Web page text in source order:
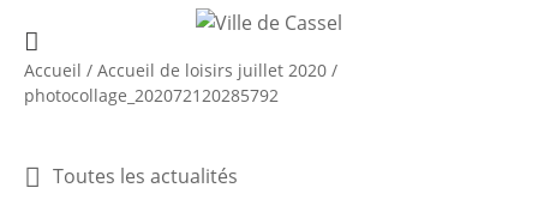
Accueil / Accueil de loisirs juillet 2020 /
photocollage_202072120285792
Toutes les actualités